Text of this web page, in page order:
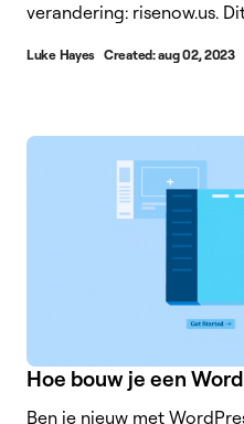
verandering: risenow.us.
Luke Hayes Created:aug 02, 2023
Hoe bouw je een
Ben je nieuw met